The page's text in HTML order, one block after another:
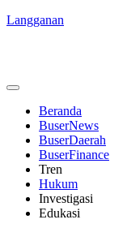
Langganan
Beranda
BuserNews
BuserDaerah
BuserFinance
Tren
Hukum
Investigasi
Edukasi